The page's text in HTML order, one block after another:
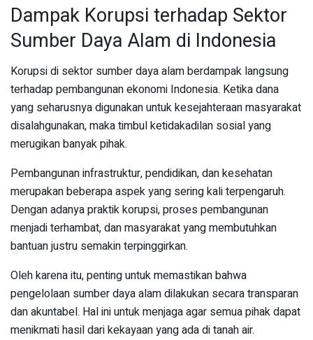
Dampak Korupsi terhadap Sektor
Sumber Daya Alam di Indonesia
Korupsi di sektor sumber daya alam berdampak langsung
terhadap pembangunan ekonomi Indonesia. Ketika dana
yang seharusnya digunakan untuk kesejahteraan masyarakat
disalahgunakan, maka timbul ketidakadilan sosial yang
merugikan banyak pihak.
Pembangunan infrastruktur, pendidikan, dan kesehatan
merupakan beberapa aspek yang sering kali terpengaruh.
Dengan adanya praktik korupsi, proses pembangunan
menjadi terhambat, dan masyarakat yang membutuhkan
bantuan justru semakin terpinggirkan.
Oleh karena itu, penting untuk memastikan bahwa
pengelolaan sumber daya alam dilakukan secara transparan
dan akuntabel. Hal ini untuk menjaga agar semua pihak dapat
menikmati hasil dari kekayaan yang ada di tanah air.